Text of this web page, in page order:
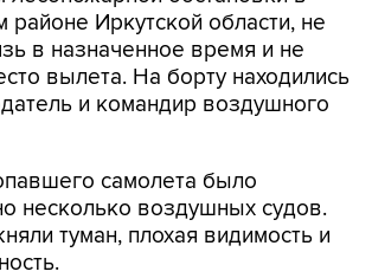
районе Иркутской области, не
в назначенное время и не
вылета. На борту находились
и командир воздушного
самолета было
несколько воздушных судов.
туман, плохая видимость и